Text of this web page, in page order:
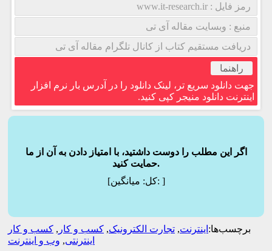
رمز فایل : www.it-research.ir
منبع : وبسایت مقاله آی تی
دریافت مستقیم کتاب از کانال تلگرام مقاله آی تی
راهنما
جهت دانلود سریع تر، لینک دانلود را در آدرس بار نرم افزار
اینترنت دانلود منیجر کپی کنید.
اگر این مطلب را دوست داشتید، با امتیاز دادن به آن از ما
حمایت کنید.
[کل:میانگین: ]
برچسب‌ها: اینترنت, تجارت الکترونیک, کسب و کار , کسب و کار
اینترنتی, وب و اینترنت